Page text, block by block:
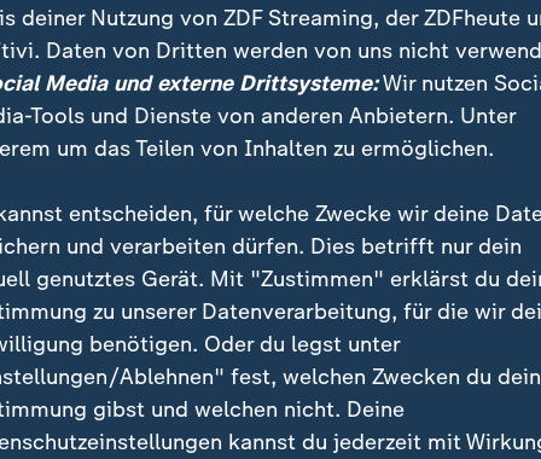
gibt es nichts Besseres
Stadion stets ausverkauft. "Was willst du als
zu spielen", sagte Popp, die ihre im März
die dominierenden Teams des letzten Jahrzehnts,
haben: Rekordsieger fordert
deiner Nutzung von ZDF Streaming, der ZDFheute
Daten von Dritten werden von uns nicht
Media und externe Drittsysteme:Wir nutzen
Tools und Dienste von anderen Anbietern. Unter
um das Teilen von Inhalten zu ermöglichen.
entscheiden, für welche Zwecke wir deine
und verarbeiten dürfen. Dies betrifft nur dein
genutztes Gerät. Mit "Zustimmen" erklärst du
zu unserer Datenverarbeitung, für die wir
benötigen. Oder du legst unter
Ablehnen" fest, welchen Zwecken du
gibst und welchen nicht. Deine
kannst du jederzeit mit